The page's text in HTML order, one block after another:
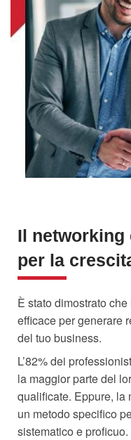
Il networking
per la
È stato dimostrato
efficace per generare
del tuo business.
L’82% dei
la maggior parte del
qualificate. Eppure, la
un metodo specifico
sistematico e proficuo.